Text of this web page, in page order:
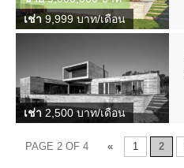
เช่า 9,999 บาท/เดือน
เช่า 2,500 บาท/เดือน
นำทางโพสต์
PAGE 2 OF 4 « 1 2